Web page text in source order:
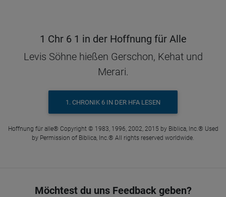
1 Chr 6 1 in der Hoffnung für Alle
Levis Söhne hießen Gerschon, Kehat und
Merari.
1. CHRONIK 6 IN DER HFA LESEN
Hoffnung für alle® Copyright © 1983, 1996, 2002, 2015 by Biblica, Inc.® Used
by Permission of Biblica, Inc.® All rights reserved worldwide.
Möchtest du uns Feedback geben?